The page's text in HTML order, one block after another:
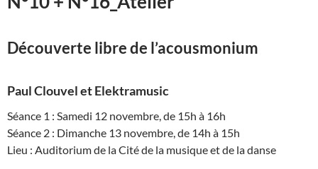
Découverte libre de l’acousmonium
Paul Clouvel et Elektramusic
Séance 1 : Samedi 12 novembre, de 15h à 16h
Séance 2 : Dimanche 13 novembre, de 14h à 15h
Lieu : Auditorium de la Cité de la musique et de la danse